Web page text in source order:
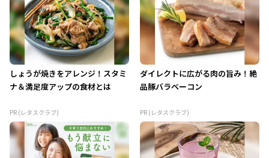
しょうが焼きをアレンジ！スタミ
ナ＆満足度アップの食材とは
PR (レタスクラブ)
ダイレクトに広がる肉の旨み！絶
品豚バラベーコン
PR (レタスクラブ)